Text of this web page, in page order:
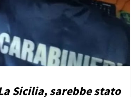
Sicilia, sarebbe stato